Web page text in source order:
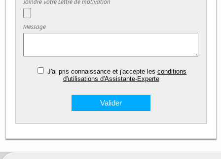
Joindre votre Lettre de motivation
Message
J'ai pris connaissance et j'accepte lesconditions
d'utilisations d'Assistante-Experte